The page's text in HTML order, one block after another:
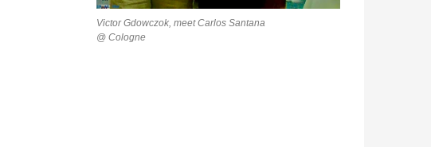
Victor Gdowczok, meet Carlos Santana
@ Cologne